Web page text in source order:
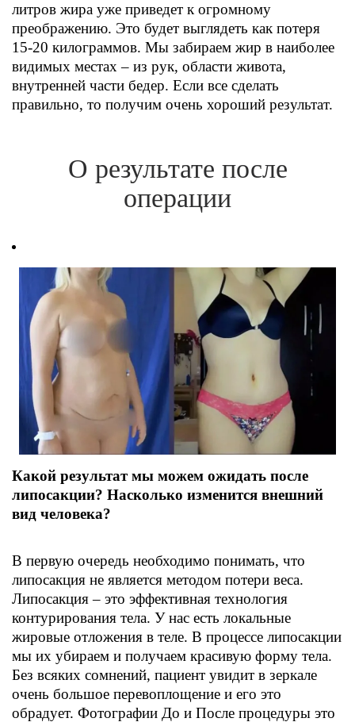
литров жира уже приведет к огромному
преображению. Это будет выглядеть как потеря
15-20 килограммов. Мы забираем жир в наиболее
видимых местах – из рук, области живота,
внутренней части бедер. Если все сделать
правильно, то получим очень хороший результат.
О результате после
операции
Какой результат мы можем ожидать после
липосакции? Насколько изменится внешний
вид человека?
В первую очередь необходимо понимать, что
липосакция не является методом потери веса.
Липосакция – это эффективная технология
контурирования тела. У нас есть локальные
жировые отложения в теле. В процессе липосакции
мы их убираем и получаем красивую форму тела.
Без всяких сомнений, пациент увидит в зеркале
очень большое перевоплощение и его это
обрадует. Фотографии До и После процедуры это